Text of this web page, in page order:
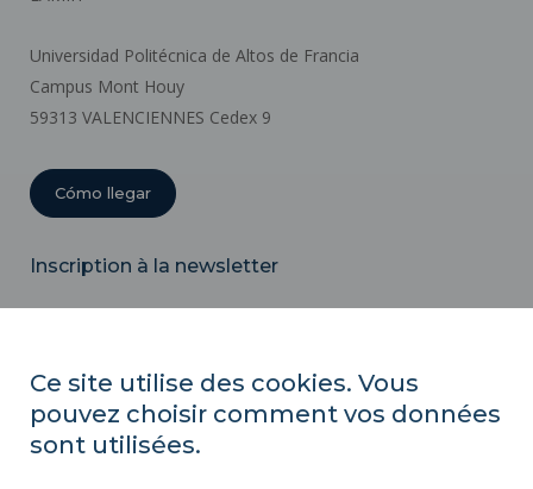
Universidad Politécnica de Altos de Francia
Campus Mont Houy
59313 VALENCIENNES Cedex 9
Cómo llegar
Inscription à la newsletter
ACTOS REGLAMENTARIOS
Ce site utilise des cookies. Vous
pouvez choisir comment vos données
sont utilisées.